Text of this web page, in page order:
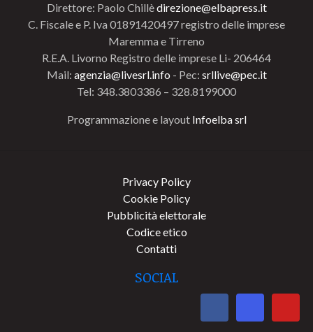
Direttore: Paolo Chillèdirezione@elbapress.it
C. Fiscale e P. Iva 01891420497 registro delle imprese
Maremma e Tirreno
R.E.A. Livorno Registro delle imprese Li- 206464
Mail: agenzia@livesrl.info - Pec: srllive@pec.it
Tel: 348.3803386 – 328.8199000
Programmazione e layout Infoelba srl
Privacy Policy
Cookie Policy
Pubblicità elettorale
Codice etico
Contatti
SOCIAL